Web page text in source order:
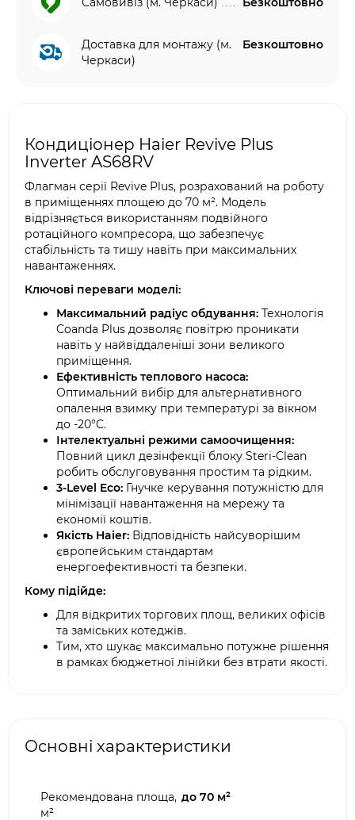
Доставка для монтажу (м.
Черкаси)
Безкоштовно
Кондиціонер Haier Revive Plus
Inverter AS68RV
Флагман серії Revive Plus, розрахований на роботу
в приміщеннях площею до 70 м². Модель
відрізняється використанням подвійного
ротаційного компресора, що забезпечує
стабільність та тишу навіть при максимальних
навантаженнях.
Ключові переваги моделі:
Максимальний радіус обдування: Технологія
Coanda Plus дозволяє повітрю проникати
навіть у найвіддаленіші зони великого
приміщення.
Ефективність теплового насоса:
Оптимальний вибір для альтернативного
опалення взимку при температурі за вікном
до -20°C.
Інтелектуальні режими самоочищення:
Повний цикл дезінфекції блоку Steri-Clean
робить обслуговування простим та рідким.
3-Level Eco: Гнучке керування потужністю для
мінімізації навантаження на мережу та
економії коштів.
Якість Haier: Відповідність найсуворішим
європейським стандартам
енергоефективності та безпеки.
Кому підійде:
Для відкритих торгових площ, великих офісів
та заміських котеджів.
Тим, хто шукає максимально потужне рішення
в рамках бюджетної лінійки без втрати якості.
Основні характеристики
Рекомендована площа,
м²
до 70 м²